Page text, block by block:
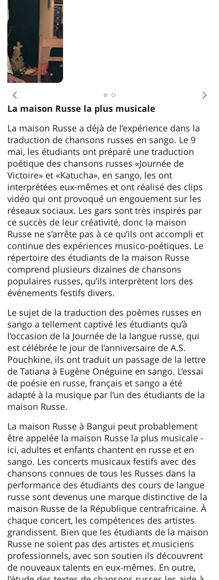
Antécédent
La maison Russe la plus musicale
La maison Russe a déjà de l’expérience dans la
traduction de chansons russes en sango. Le 9
mai, les étudiants ont préparé une traduction
poétique des chansons russes «Journée de
Victoire» et «Katucha», en sango, les ont
interprétées eux-mêmes et ont réalisé des clips
vidéo qui ont provoqué un engouement sur les
réseaux sociaux. Les gars sont très inspirés par
ce succès de leur créativité, donc la maison
Russe ne s’arrête pas à ce qu’ils ont accompli et
continue des expériences musico-poétiques. Le
répertoire des étudiants de la maison Russe
comprend plusieurs dizaines de chansons
populaires russes, qu’ils interprètent lors des
événements festifs divers.
Le sujet de la traduction des poèmes russes en
sango a tellement captivé les étudiants qu’à
l’occasion de la Journée de la langue russe, qui
est célébrée le jour de l’anniversaire de A.S.
Pouchkine, ils ont traduit un passage de la lettre
de Tatiana à Eugène Onéguine en sango. L’essai
de poésie en russe, français et sango a été
adapté à la musique par l’un des étudiants de la
maison Russe.
La maison Russe à Bangui peut probablement
être appelée la maison Russe la plus musicale -
ici, adultes et enfants chantent en russe et en
sango. Les concerts musicaux festifs avec des
chansons connues de tous les Russes dans la
performance des étudiants des cours de langue
russe sont devenus une marque distinctive de la
maison Russe de la République centrafricaine. À
chaque concert, les compétences des artistes
grandissent. Bien que les étudiants de la maison
Russe ne soient pas des artistes et musiciens
professionnels, avec son soutien ils découvrent
de nouveaux talents en eux-mêmes. En outre,